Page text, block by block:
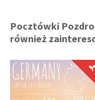
Pocztówki
również